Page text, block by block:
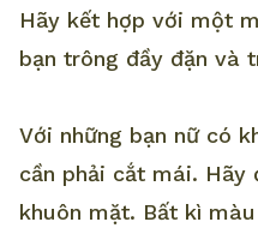
Hãy kết hợp với một
bạn trông đầy đặn và
Với những bạn nữ có
cần phải cắt mái.
khuôn mặt. Bất kì